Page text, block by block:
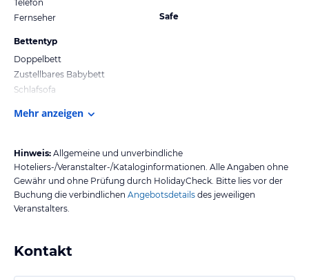
Telefon
Fernseher
Bettentyp
Doppelbett
Zustellbares Babybett
Schlafsofa
Safe
Mehr anzeigen
Hinweis: Allgemeine und unverbindliche
Hoteliers-/Veranstalter-/Kataloginformationen. Alle Angaben ohne
Gewähr und ohne Prüfung durch HolidayCheck. Bitte lies vor der
Buchung die verbindlichen Angebotsdetails des jeweiligen
Veranstalters.
Kontakt